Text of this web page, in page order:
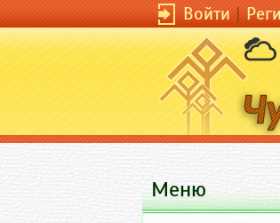
Войти|
Меню